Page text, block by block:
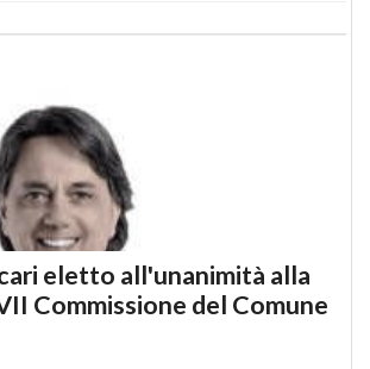
eletto all'unanimità alla
Commissione del Comune